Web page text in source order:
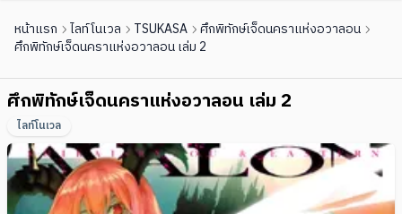
หน้าแรก ไลท์โนเวล TSUKASA
ศึกพิทักษ์เจ็ดนคราแห่งอวาลอน
ศึกพิทักษ์เจ็ดนคราแห่งอวาลอน เล่ม 2
ศึกพิทักษ์เจ็ดนคราแห่งอวาลอน เล่ม 2
ไลท์โนเวล